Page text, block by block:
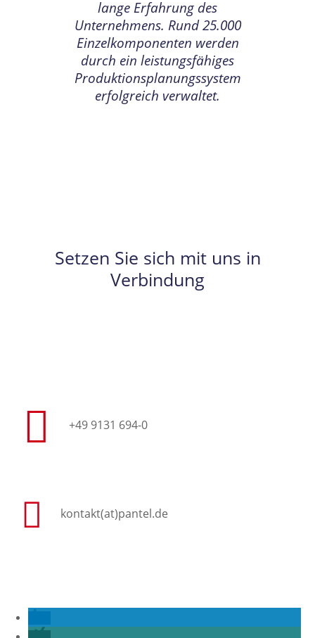
lange Erfahrung des
Unternehmens. Rund 25.000
Einzelkomponenten werden
durch ein leistungsfähiges
Produktionsplanungssystem
erfolgreich verwaltet.
Setzen Sie sich mit uns in
Verbindung
+49 9131 694-0
kontakt(at)pantel.de